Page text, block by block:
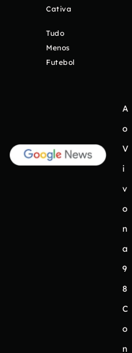
Cativa
Tudo
Menos
Futebol
A
o
V
i
v
o
n
a
9
8
C
o
n